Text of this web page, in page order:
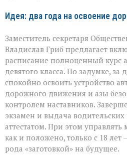
Идея: два года на освоение
Заместитель секретаря
Владислав Гриб предлагает
расписание полноценный курс
девятого класса. По задумке, за
спокойно освоить устройство
дорожного движения и азы
контролем наставников.
экзамен и выдача
аттестатом. При этом
как и положено, только с 18 лет
рода «заготовкой» на будущее.